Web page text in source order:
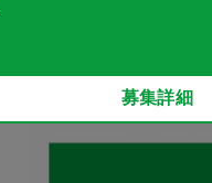
募集詳細